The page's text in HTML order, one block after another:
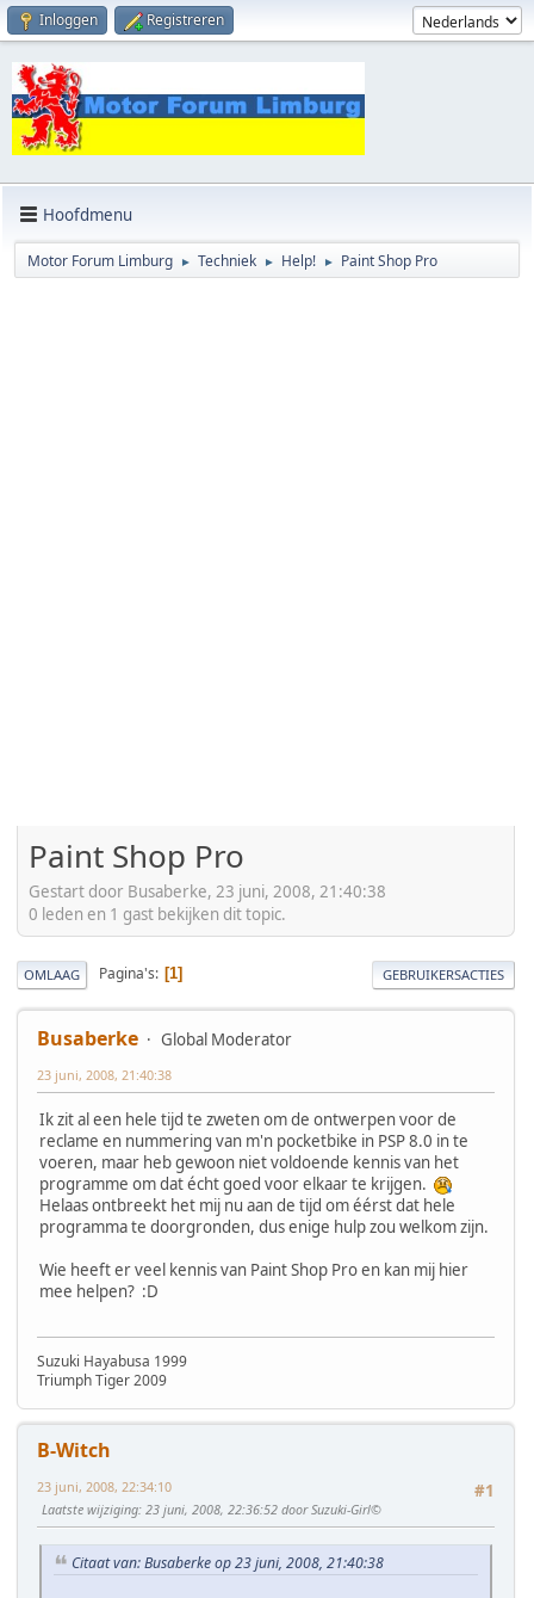
Inloggen Registreren
Hoofdmenu
Motor Forum Limburg ► Techniek ► Help! ► Paint Shop Pro
Paint Shop Pro
Gestart door Busaberke, 23 juni, 2008, 21:40:38
0 leden en 1 gast bekijken dit topic.
OMLAAG Pagina's 1 GEBRUIKERSACTIES
Busaberke Global Moderator
23 juni, 2008, 21:40:38
Ik zit al een hele tijd te zweten om de ontwerpen voor de
reclame en nummering van m'n pocketbike in PSP 8.0 in te
voeren, maar heb gewoon niet voldoende kennis van het
programme om dat écht goed voor elkaar te krijgen.
Helaas ontbreekt het mij nu aan de tijd om éérst dat hele
programma te doorgronden, dus enige hulp zou welkom zijn.
Wie heeft er veel kennis van Paint Shop Pro en kan mij hier
mee helpen? :D
Suzuki Hayabusa 1999
Triumph Tiger 2009
B-Witch
#1
23 juni, 2008, 22:34:10
Laatste wijziging: 23 juni, 2008, 22:36:52 door Suzuki-Girl©
Citaat van: Busaberke op 23 juni, 2008, 21:40:38